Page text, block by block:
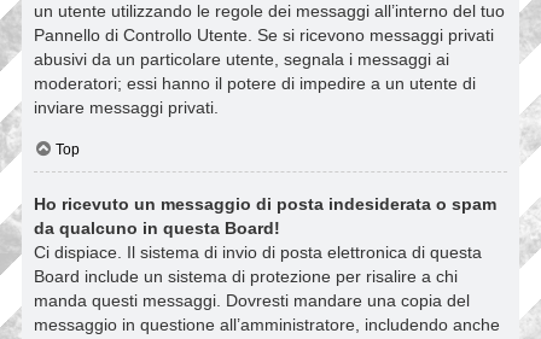
un utente utilizzando le regole dei messaggi all’interno del tuo
Pannello di Controllo Utente. Se si ricevono messaggi privati ​​
abusivi da un particolare utente, segnala i messaggi ai
moderatori; essi hanno il potere di impedire a un utente di
inviare messaggi privati​​.
Top
Ho ricevuto un messaggio di posta indesiderata o spam
da qualcuno in questa Board!
Ci dispiace. Il sistema di invio di posta elettronica di questa
Board include un sistema di protezione per risalire a chi
manda questi messaggi. Dovresti mandare una copia del
messaggio in questione all’amministratore, includendo anche